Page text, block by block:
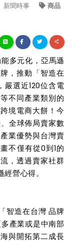
新聞時事 商品
多元化，亞馬遜
，推動「智造在
嚴選近120位含電
不同產業類別的
境電商大餅！今
全球佈局賣家數
業優勢與台灣賣
不僅有從0到1的
，透過賣家社群
營心得。
智造在台灣 品牌
產業或是中南部
與開拓第二成長